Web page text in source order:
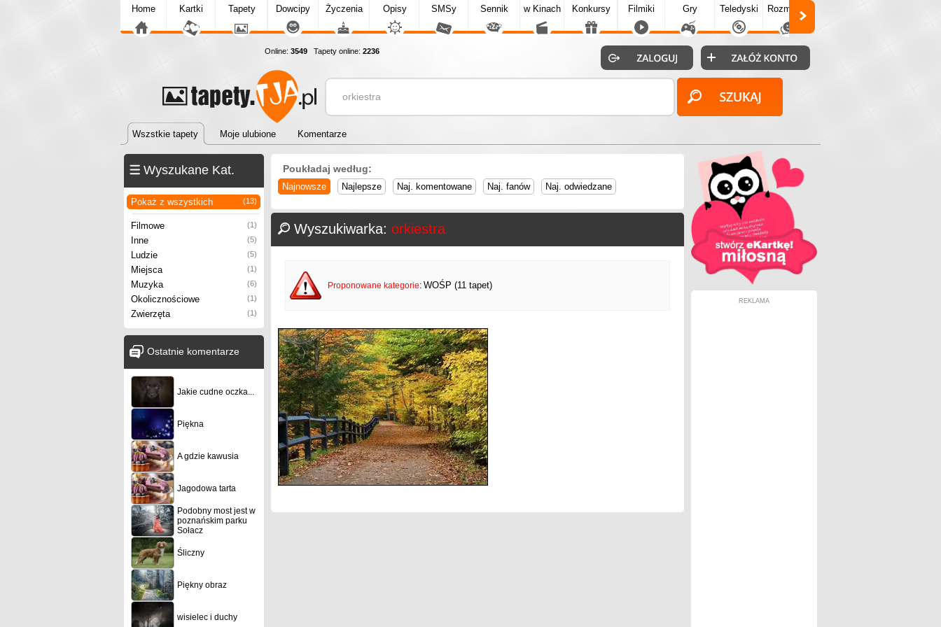
Home Kartki Tapety Dowcipy Życzenia Opisy SMSy Sennik w Kinach Konkursy Filmiki Gry Teledyski Rozmówki
Online: 3549 Tapety online: 2236
Wszstkie tapety Moje ulubione Komentarze
Wyszukane Kat.
Pokaż z wszystkich (13)
Filmowe (1)
Inne (5)
Ludzie (5)
Miejsca (1)
Muzyka (6)
Okolicznościowe (1)
Zwierzęta (1)
Ostatnie komentarze
Jakie cudne oczka...
Piękna
A gdzie kawusia
Jagodowa tarta
Podobny most jest w
poznańskim parku
Sołacz
Śliczny
Piękny obraz
wisielec i duchy
Poukładaj według:
Najnowsze Najlepsze Naj. komentowane Naj. fanów Naj. odwiedzane
Wyszukiwarka: orkiestra
Proponowane kategorie: WOŚP (11 tapet)
REKLAMA